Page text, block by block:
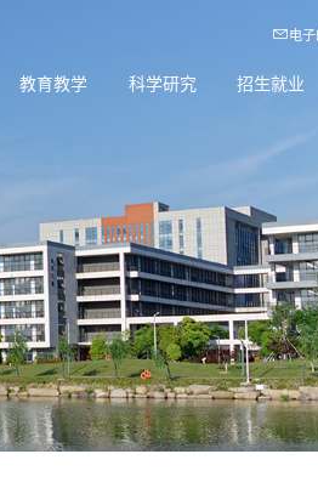
电
教育教学 科学研究 招生就业